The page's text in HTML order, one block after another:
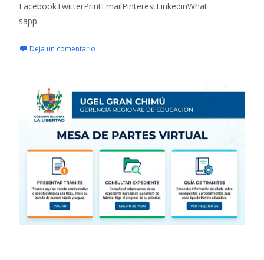
FacebookTwitterPrintEmailPinterestLinkedinWhat
sapp
Deja un comentario